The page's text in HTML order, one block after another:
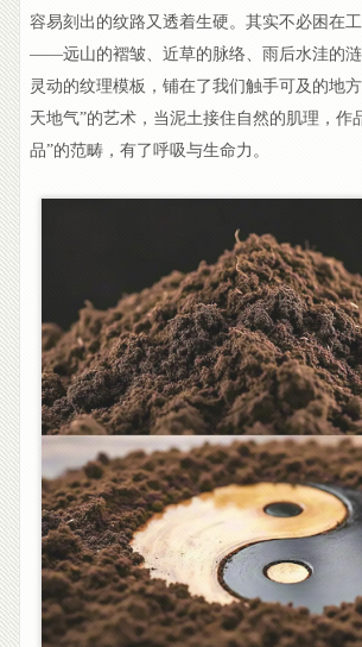
容易刻出的纹路又透着生硬。其实不必困在
——远山的褶皱、近草的脉络、雨后水洼的
灵动的纹理模板，铺在了我们触手可及的地
天地气”的艺术，当泥土接住自然的肌理，作
品”的范畴，有了呼吸与生命力。